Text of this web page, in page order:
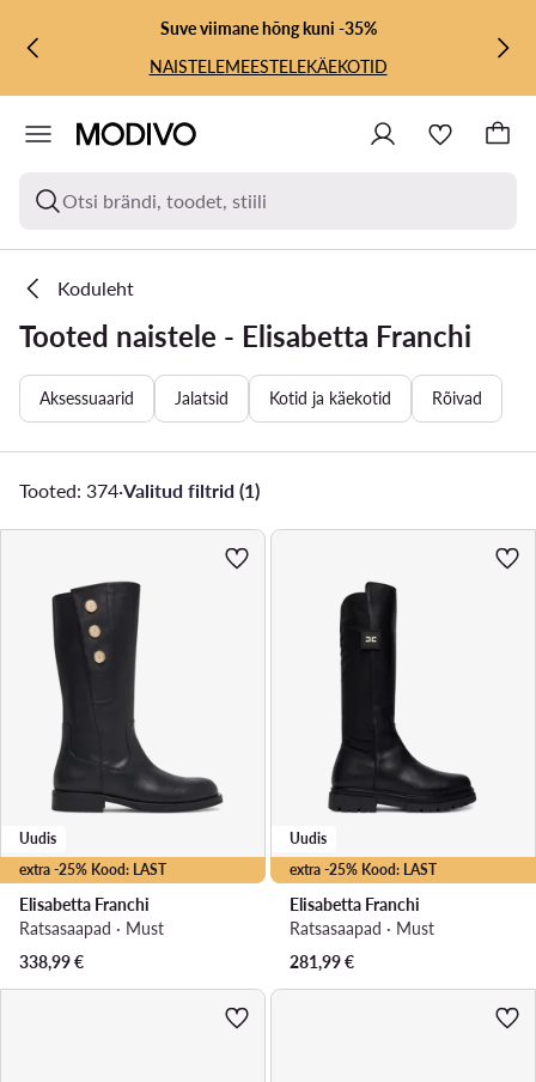
LIIGU PÕHISISU JUURDE
MINE OTSINGUSSESuve viimane hõng kuni -35%
NAISTELEMEESTELEKÄEKOTID
Otsi brändi, toodet, stiili
Koduleht
Tooted naistele - Elisabetta Franchi
Aksessuaarid Jalatsid Kotid ja käekotid Rõivad
Tooted: 374·Valitud filtrid (1)
extra -25% Kood: LAST
Uudis
Elisabetta Franchi
Ratsasaapad · Must
338,99€
extra -25% Kood: LAST
Uudis
Elisabetta Franchi
Ratsasaapad · Must
281,99€